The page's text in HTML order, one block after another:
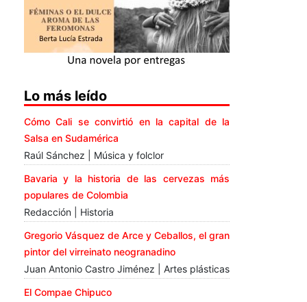
Lo más leído
Cómo Cali se convirtió en la capital de la
Salsa en Sudamérica
Raúl Sánchez | Música y folclor
Bavaria y la historia de las cervezas más
populares de Colombia
Redacción | Historia
Gregorio Vásquez de Arce y Ceballos, el gran
pintor del virreinato neogranadino
Juan Antonio Castro Jiménez | Artes plásticas
El Compae Chipuco